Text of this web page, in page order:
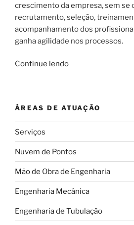
crescimento da empresa, sem se
recrutamento, seleção,
acompanhamento dos
ganha agilidade nos processos.
Continue lendo“Benefícios
por
Administração”
ÁREAS DE ATUAÇÃO
Serviços
Nuvem de Pontos
Mão de Obra de Engenharia
Engenharia Mecânica
Engenharia de Tubulação